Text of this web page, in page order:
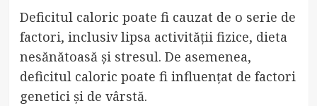
Deficitul caloric poate fi cauzat de o serie de
factori, inclusiv lipsa activității fizice, dieta
nesănătoasă și stresul. De asemenea,
deficitul caloric poate fi influențat de factori
genetici și de vârstă.